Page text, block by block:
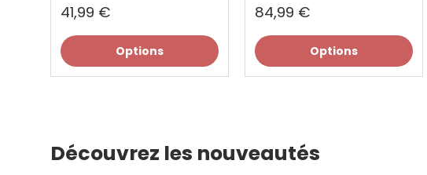
41,99 €
Options
84,99 €
Options
Découvrez les nouveautés